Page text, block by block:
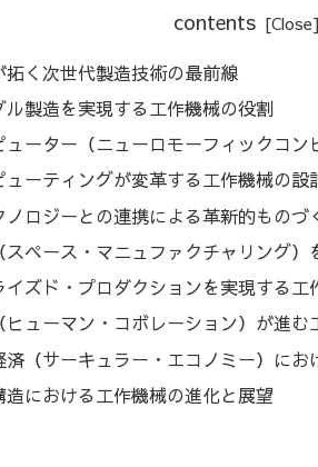
contents
拓く次世代製造技術の最前線
ル製造を実現する工作機械の役割
ューター（ニューロモーフィックコ
ューティングが変革する工作機械の設
ノロジーとの連携による革新的ものづ
スペース・マニュファクチャリング
イズド・プロダクションを実現する工
ヒューマン・コボレーション）が進む
済（サーキュラー・エコノミー）にお
造における工作機械の進化と展望